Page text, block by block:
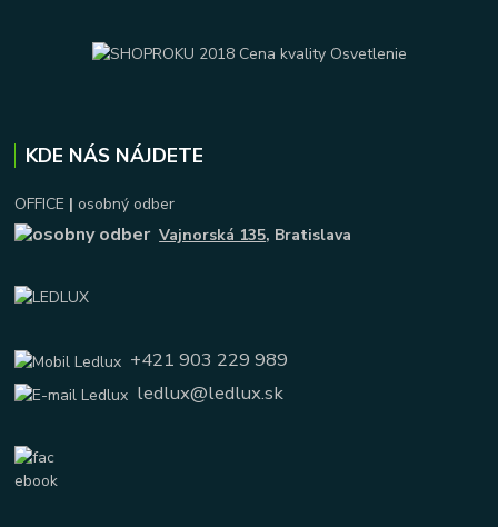
KDE NÁS NÁJDETE
OFFICE | osobný odber
Vajnorská 135, Bratislava
+421 903 229 989
ledlux@ledlux.sk